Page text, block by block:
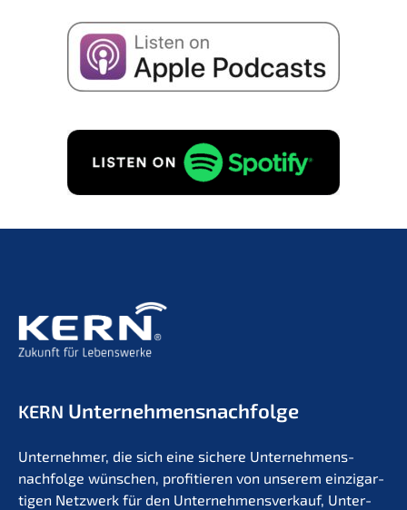
gemäßDatenschutzerklärungzu.
GRATIS ANFORDERN!
KERN Unternehmens­nachfolge
Unter­neh­mer, die sich eine siche­re Unternehmens­
nachfolge wünschen, profi­tie­ren von unserem einzig­ar­
ti­gen Netzwerk für den Unter­nehmens­verkauf, Unter­